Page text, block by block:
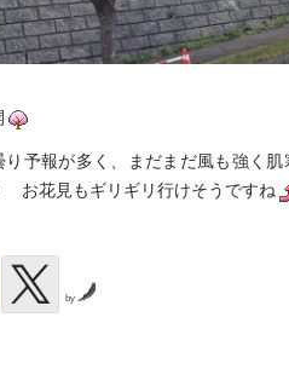
り予報が多く、まだまだ風も強く
お花見もギリギリ行けそうですね
by